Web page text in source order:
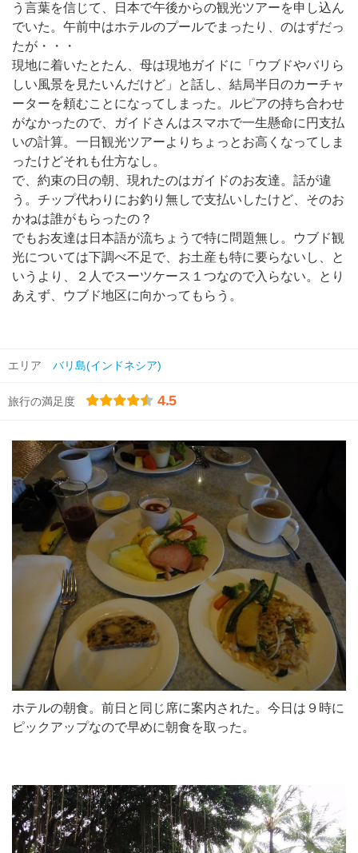
う言葉を信じて、日本で午後からの観光ツアーを申し込ん
でいた。午前中はホテルのプールでまったり、のはずだっ
たが・・・
現地に着いたとたん、母は現地ガイドに「ウブドやバリら
しい風景を見たいんだけど」と話し、結局半日のカーチャ
ーターを頼むことになってしまった。ルピアの持ち合わせ
がなかったので、ガイドさんはスマホで一生懸命に円支払
いの計算。一日観光ツアーよりちょっとお高くなってしま
ったけどそれも仕方なし。
で、約束の日の朝、現れたのはガイドのお友達。話が違
う。チップ代わりにお釣り無しで支払いしたけど、そのお
かねは誰がもらったの？
でもお友達は日本語が流ちょうで特に問題無し。ウブド観
光については下調べ不足で、お土産も特に要らないし、と
いうより、２人でスーツケース１つなので入らない。とり
あえず、ウブド地区に向かってもらう。
エリア バリ島(インドネシア)
旅行の満足度 4.5
ホテルの朝食。前日と同じ席に案内された。今日は９時に
ピックアップなので早めに朝食を取った。